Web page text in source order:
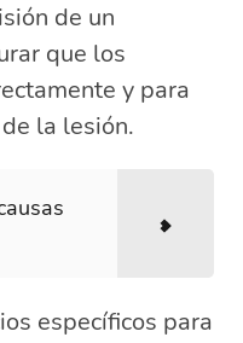
de un
que los
y para
la lesión.
específicos para